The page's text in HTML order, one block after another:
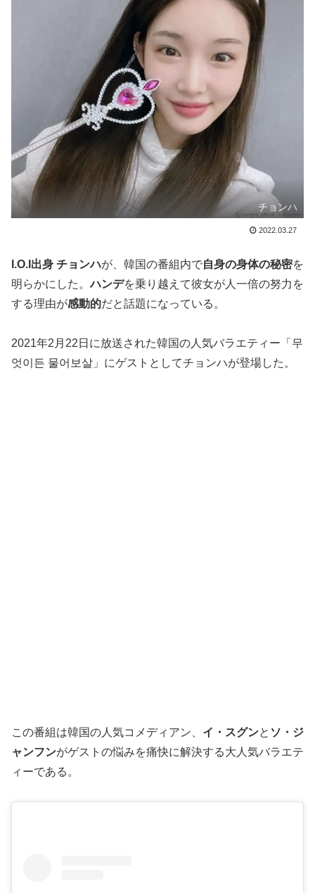
チョンハ
2022.03.27
I.O.I出身 チョンハが、韓国の番組内で自身の身体の秘密を
明らかにした。ハンデを乗り越えて彼女が人一倍の努力を
する理由が感動的だと話題になっている。
2021年2月22日に放送された韓国の人気バラエティー「무
엇이든 물어보살」にゲストとしてチョンハが登場した。
この番組は韓国の人気コメディアン、 イ・スグンと ソ・ジ
ャンフンがゲストの悩みを痛快に解決する大人気バラエテ
ィーである。